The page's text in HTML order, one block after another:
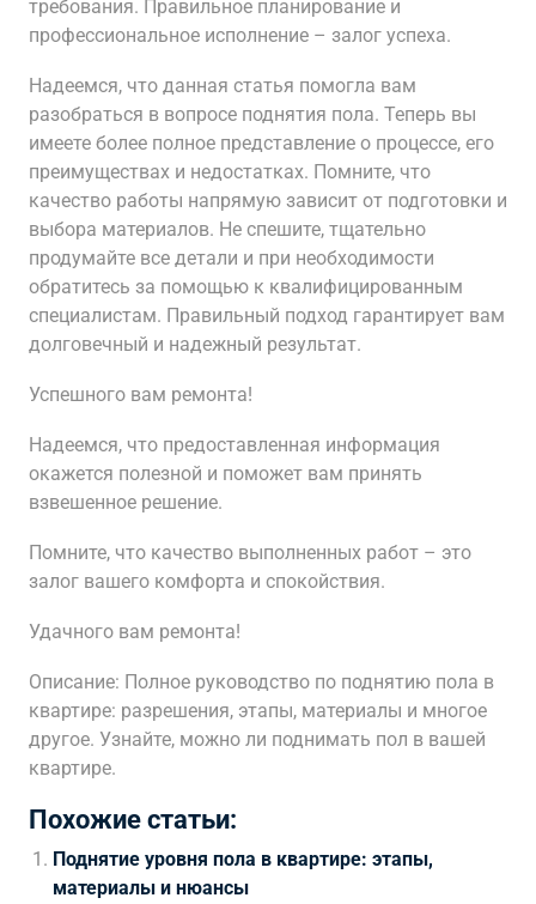
требования. Правильное планирование и
профессиональное исполнение – залог успеха.
Надеемся, что данная статья помогла вам
разобраться в вопросе поднятия пола. Теперь вы
имеете более полное представление о процессе, его
преимуществах и недостатках. Помните, что
качество работы напрямую зависит от подготовки и
выбора материалов. Не спешите, тщательно
продумайте все детали и при необходимости
обратитесь за помощью к квалифицированным
специалистам. Правильный подход гарантирует вам
долговечный и надежный результат.
Успешного вам ремонта!
Надеемся, что предоставленная информация
окажется полезной и поможет вам принять
взвешенное решение.
Помните, что качество выполненных работ – это
залог вашего комфорта и спокойствия.
Удачного вам ремонта!
Описание: Полное руководство по поднятию пола в
квартире: разрешения, этапы, материалы и многое
другое. Узнайте, можно ли поднимать пол в вашей
квартире.
Похожие статьи:
Поднятие уровня пола в квартире: этапы,
материалы и нюансы